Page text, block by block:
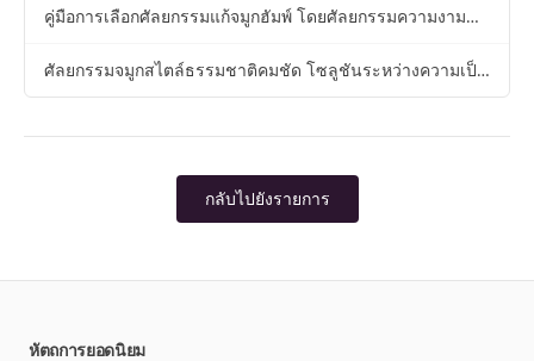
คู่มือการเลือกศัลยกรรมแก้จมูกฮัมพ์ โดยศัลยกรรมความงาม
ศัลยกรรมจมูกสไตล์ธรรมชาติคมชัด โซลูชันระหว่างความเป็น
ธรรมชาติกับความโดดเด่นชัดเจน
กลับไปยังรายการ
หัตถการยอดนิยม